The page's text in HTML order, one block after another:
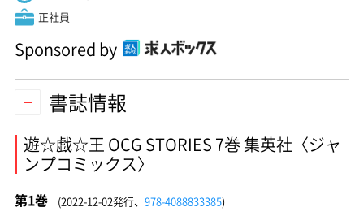
正社員
Sponsored by
書誌情報
遊☆戯☆王 OCG STORIES 7巻 集英社〈ジャ
ンプコミックス〉
第1巻 (2022-12-02発行、 978-4088833385)